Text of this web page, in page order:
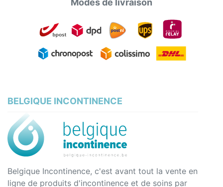
Modes de livraison
BELGIQUE INCONTINENCE
Belgique Incontinence, c'est avant tout la vente en
ligne de produits d'incontinence et de soins par